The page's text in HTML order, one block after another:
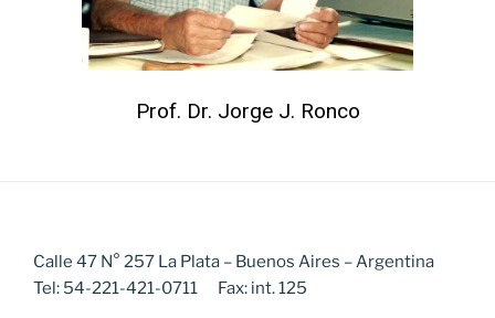
Prof. Dr. Jorge J. Ronco
Calle 47 N° 257 La Plata – Buenos Aires – Argentina
Tel: 54-221-421-0711 Fax: int. 125